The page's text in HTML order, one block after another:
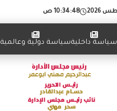
10:34:49 ص
سياسة داخليةسياسة دولية وعالمية